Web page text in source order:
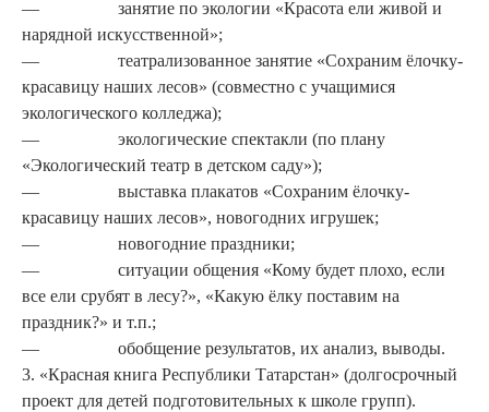
— занятие по экологии «Красо­та ели живой и
нарядной искусственной»;
— театрализованное занятие «Со­храним ёлочку-
красавицу наших лесов» (совместно с уча­щимися
экологического колледжа);
— экологические спектакли (по плану
«Экологический театр в детском саду»);
— выставка плакатов «Сохраним ёлочку-
красавицу наших лесов», новогодних игрушек;
— новогодние праздники;
— ситуации общения «Кому бу­дет плохо, если
все ели срубят в лесу?», «Какую ёлку поста­вим на
праздник?» и т.п.;
— обобщение результатов, их анализ, выводы.
3. «Красная книга Республики Татарстан» (долгосрочный
проект для детей подготовительных к школе групп).